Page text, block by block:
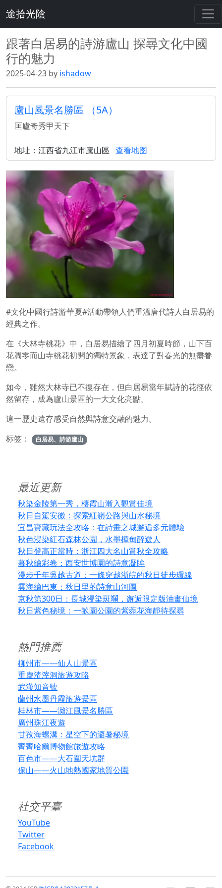
途拾光陰
跟著白居易的詩游廬山 探尋文化中國
行的魅力
2025-04-23 by ishadow
廬山風景名勝區 （5A）
匡廬奇秀甲天下
地址：江西省九江市廬山區 查看地图
#文化中國行詩游華夏#活動帶領人們重溫唐代詩人白居易的
經典之作。
在《大林寺桃花》中，白居易描繪了四月初夏時節，山下百
花凋零而山寺桃花初開的獨特景象，表達了對春光的無盡眷
戀。
如今，雖然大林寺已不復存在，但白居易當年賦詩的花徑依
然留存，成為廬山景區的一大文化亮點。
這一歷史遺存感受自然與詩意交融的魅力。
标签：
白居易、詩游廬山
最近更新
秋染金陵第一秀，棲霞山漸入觀賞佳境
秋日自駕安徽：探索紅嶺公路與山水秘境
宜昌寶藏玩法全攻略：在詩畫之城邂逅多元體驗
秋色浸染紅石森林公園，水墨樺甸醉遊人
秋日登高正當時：浙江四大名山賞秋全攻略
暮秋繪彩卷：西安世博園的詩意凝眸
漫步千年吳越古道：一條穿越浙皖的秋日徒步環線
雲海繪巴東：秋日里的詩意山河圖
京秋第300日：長城浸染斑斕，邂逅限定版油畫仙境
秋日紫色秘境：一畝園公園的紫菀花海靜待探尋
熱門推薦
柳州市——仙人山景區
重慶渣滓洞旅遊攻略
武漢知音號
蘭州水墨丹霞旅遊景區
桂林市——灕江風景名勝區
廣州珠江夜遊
甘孜海螺溝：星空下的避暑秘境
齊齊哈爾博物館旅遊攻略
百色市——大石圍天坑群
保山——火山地熱國家地質公園
社交平臺
YouTube
Twitter
Facebook